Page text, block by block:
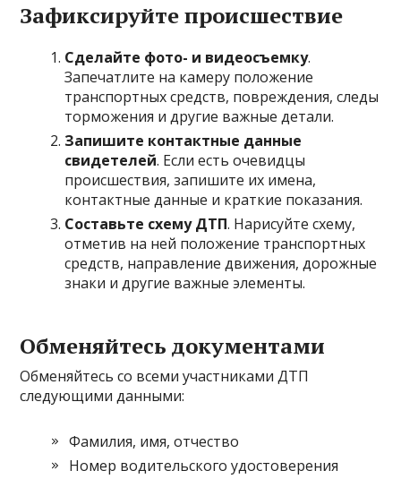
Зафиксируйте происшествие
Сделайте фото- и видеосъемку.
Запечатлите на камеру положение
транспортных средств, повреждения, следы
торможения и другие важные детали.
Запишите контактные данные
свидетелей. Если есть очевидцы
происшествия, запишите их имена,
контактные данные и краткие показания.
Составьте схему ДТП. Нарисуйте схему,
отметив на ней положение транспортных
средств, направление движения, дорожные
знаки и другие важные элементы.
Обменяйтесь документами
Обменяйтесь со всеми участниками ДТП
следующими данными:
Фамилия, имя, отчество
Номер водительского удостоверения